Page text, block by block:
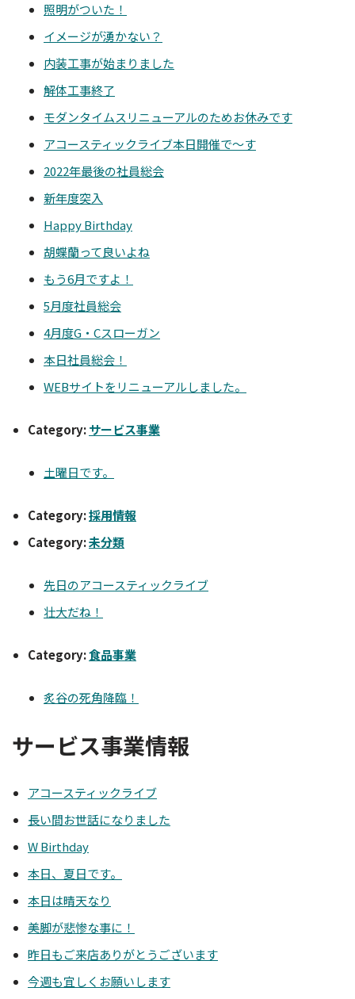
照明がついた！
イメージが湧かない？
内装工事が始まりました
解体工事終了
モダンタイムスリニューアルのためお休みです
アコースティックライブ本日開催で～す
2022年最後の社員総会
新年度突入
Happy Birthday
胡蝶蘭って良いよね
もう6月ですよ！
5月度社員総会
4月度G・Cスローガン
本日社員総会！
WEBサイトをリニューアルしました。
Category:サービス事業
土曜日です。
Category:採用情報
Category:未分類
先日のアコースティックライブ
壮大だね！
Category:食品事業
炙谷の死角降臨！
サービス事業情報
アコースティックライブ
長い間お世話になりました
W Birthday
本日、夏日です。
本日は晴天なり
美脚が悲惨な事に！
昨日もご来店ありがとうございます
今週も宜しくお願いします